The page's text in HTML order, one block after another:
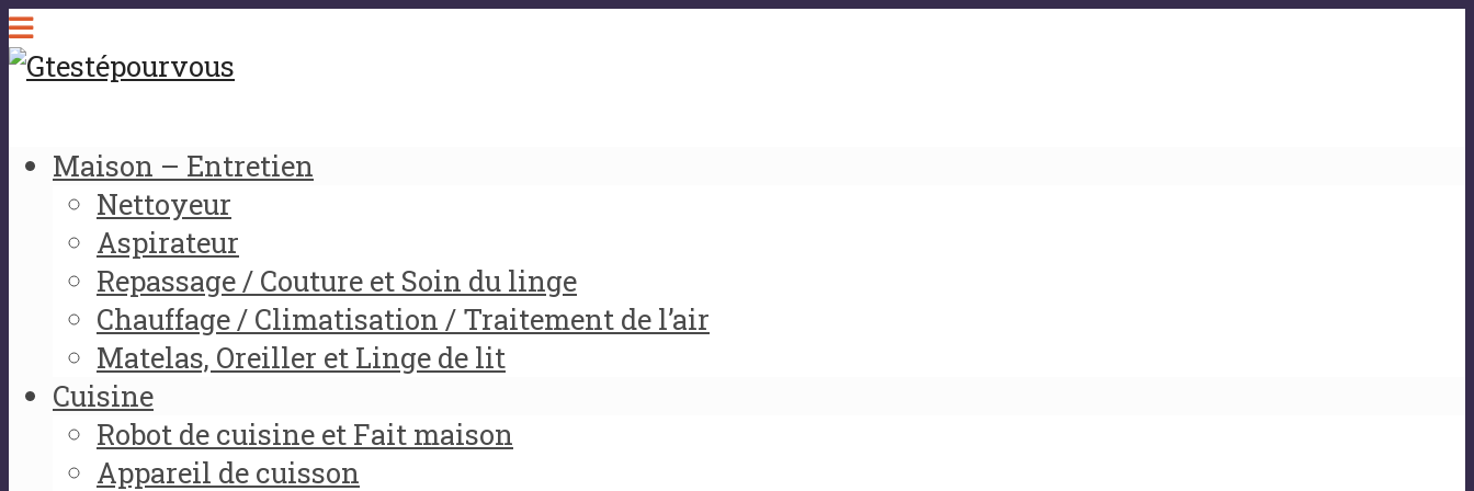
Maison – Entretien
Nettoyeur
Aspirateur
Repassage / Couture et Soin du linge
Chauffage / Climatisation / Traitement de l’air
Matelas, Oreiller et Linge de lit
Cuisine
Robot de cuisine et Fait maison
Appareil de cuisson